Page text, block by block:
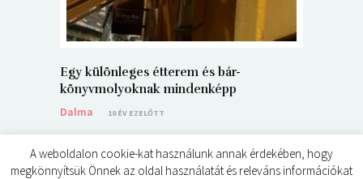
Egy különleges étterem és bár-
könyvmolyoknak mindenképp
Dalma
10 ÉV EZELŐTT
A weboldalon cookie-kat használunk annak érdekében, hogy
megkönnyítsük Önnek az oldal használatát és releváns információkat